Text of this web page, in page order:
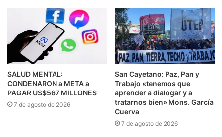
SALUD MENTAL:
CONDENARON a META a
PAGAR US$567 MILLONES
7 de agosto de 2026
San Cayetano: Paz, Pan y
Trabajo «tenemos que
aprender a dialogar y a
tratarnos bien» Mons. García
Cuerva
7 de agosto de 2026